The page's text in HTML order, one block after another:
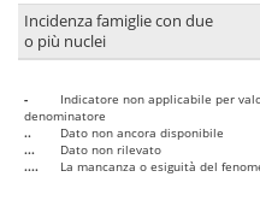
Incidenza famiglie con due
o più nuclei
-
Indicatore non applicabile per
denominatore
..
Dato non ancora disponibile
...
Dato non rilevato
....
La mancanza o esiguità del